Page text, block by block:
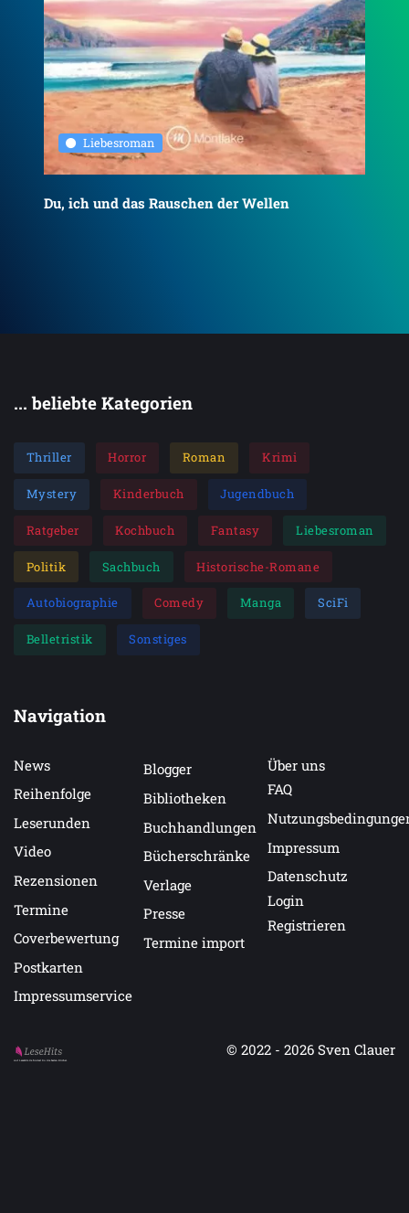
Liebesroman
Du, ich und das Rauschen der Wellen
... beliebte Kategorien
Thriller Horror Roman Krimi
Mystery Kinderbuch Jugendbuch
Ratgeber Kochbuch Fantasy Liebesroman
Politik Sachbuch Historische-Romane
Autobiographie Comedy Manga SciFi
Belletristik Sonstiges
Navigation
News
Reihenfolge
Leserunden
Video
Rezensionen
Termine
Coverbewertung
Postkarten
Impressumservice
Blogger
Bibliotheken
Buchhandlungen
Bücherschränke
Verlage
Presse
Termine import
Über uns
FAQ
Impressum
Datenschutz
Login
Registrieren
Auf LeseHits.de findest Du die besten Bücher.
© 2022 - 2026 Sven Clauer